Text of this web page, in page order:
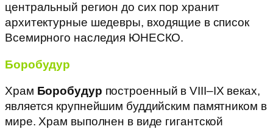
центральный регион до сих пор хранит
архитектурные шедевры, входящие в список
Всемирного наследия ЮНЕСКО.
Боробудур
Храм Боробудур построенный в VIII–IX веках,
является крупнейшим буддийским памятником в
мире. Храм выполнен в виде гигантской